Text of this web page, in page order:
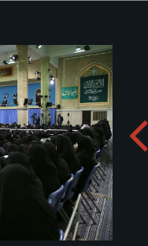
görüşdü
Albomu yüklə: zip